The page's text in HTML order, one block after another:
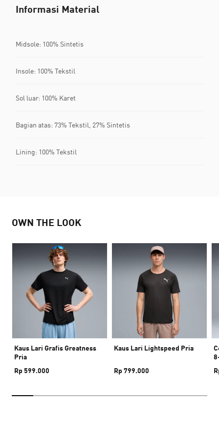
Informasi Material
Midsole: 100% Sintetis
Insole: 100% Tekstil
Sol luar: 100% Karet
Bagian atas: 73% Tekstil, 27% Sintetis
Lining: 100% Tekstil
OWN THE LOOK
Kaus Lari Grafis Greatness
Pria
Rp 599.000
Kaus Lari Lightspeed Pria
Rp 799.000